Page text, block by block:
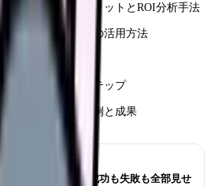
画活用の具体的メリットとROI分析手法
体的な数値データの活用方法
順とポイント
ための実践的なステップ
る具体的な活用事例と成果
アル体験談12選｜成功も失敗も全部見せ